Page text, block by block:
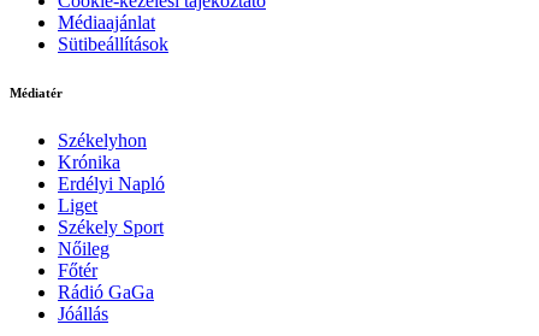
Médiaajánlat
Sütibeállítások
Médiatér
Székelyhon
Krónika
Erdélyi Napló
Liget
Székely Sport
Nőileg
Főtér
Rádió GaGa
Jóállás